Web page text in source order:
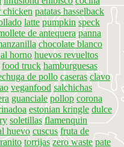
chicken patatas hasselback
latte pumpkin speck
de antequera panna
chocolate blanco
horno huevos revueltos
food truck hamburguesas
de pollo caseras clavo
veganfood salchichas
guanciale pollop corona
estonian kringle dulce
soletillas flamenquin
huevo cuscus fruta de
torrijas zero waste pate